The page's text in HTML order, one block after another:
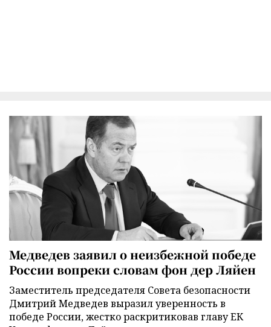
Медведев заявил о неизбежной победе
России вопреки словам фон дер Ляйен
Заместитель председателя Совета безопасности
Дмитрий Медведев выразил уверенность в
победе России, жестко раскритиковав главу ЕК